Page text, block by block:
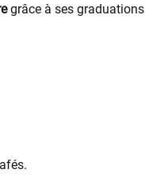
grâce à ses graduations